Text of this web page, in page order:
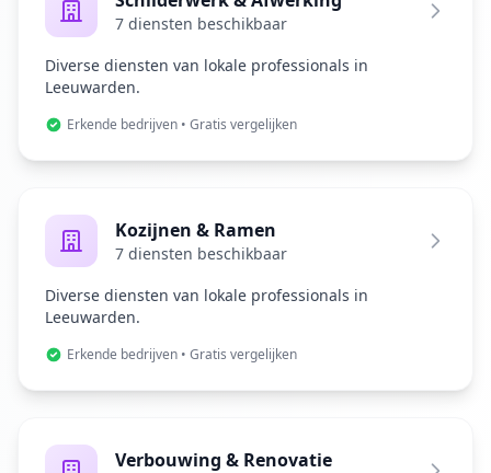
7 diensten beschikbaar
Diverse diensten van lokale professionals in
Leeuwarden.
Erkende bedrijven • Gratis vergelijken
Kozijnen & Ramen
7 diensten beschikbaar
Diverse diensten van lokale professionals in
Leeuwarden.
Erkende bedrijven • Gratis vergelijken
Verbouwing & Renovatie